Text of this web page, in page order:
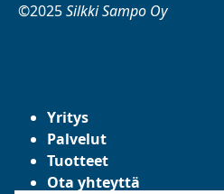
©2025Silkki Sampo Oy
Yritys
Palvelut
Tuotteet
Ota yhteyttä